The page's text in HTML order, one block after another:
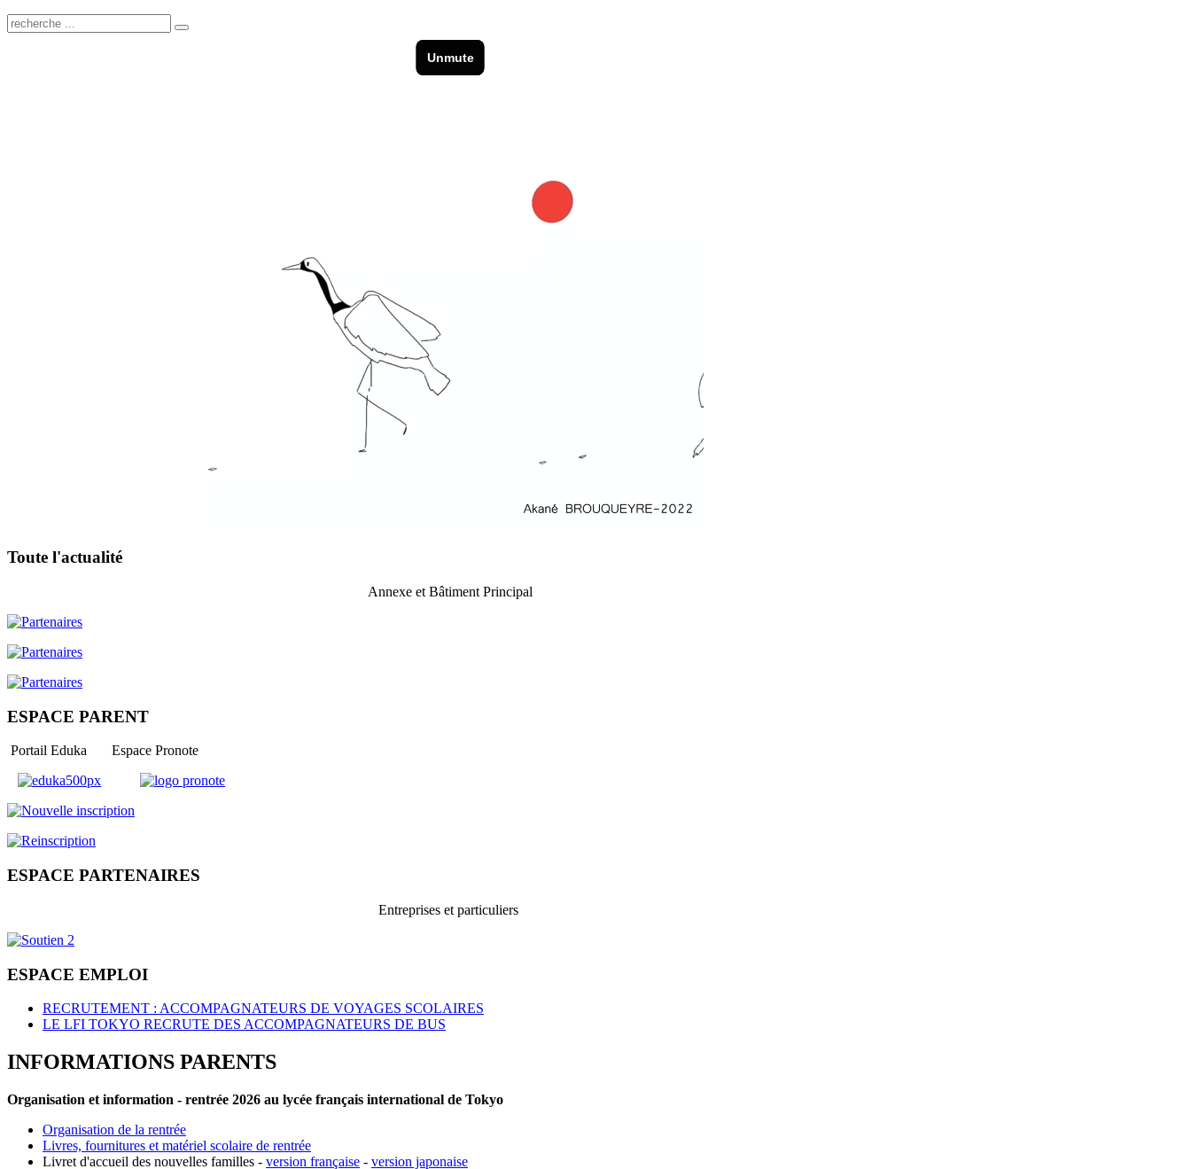
Toute l'actualité
Annexe et Bâtiment Principal
ESPACE PARENT
Portail Eduka Espace Pronote
ESPACE PARTENAIRES
Entreprises et particuliers
ESPACE EMPLOI
RECRUTEMENT : ACCOMPAGNATEURS DE VOYAGES SCOLAIRES
LE LFI TOKYO RECRUTE DES ACCOMPAGNATEURS DE BUS
INFORMATIONS PARENTS
Organisation et information - rentrée 2026 au lycée français international de Tokyo
Organisation de la rentrée
Livres, fournitures et matériel scolaire de rentrée
Livret d'accueil des nouvelles familles - version française - version japonaise